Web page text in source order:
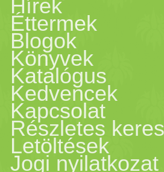
Hírek
Éttermek
Blogok
Könyvek
Katalógus
Kedvencek
Kapcsolat
Részletes
Letöltések
Jogi nyilatkozat